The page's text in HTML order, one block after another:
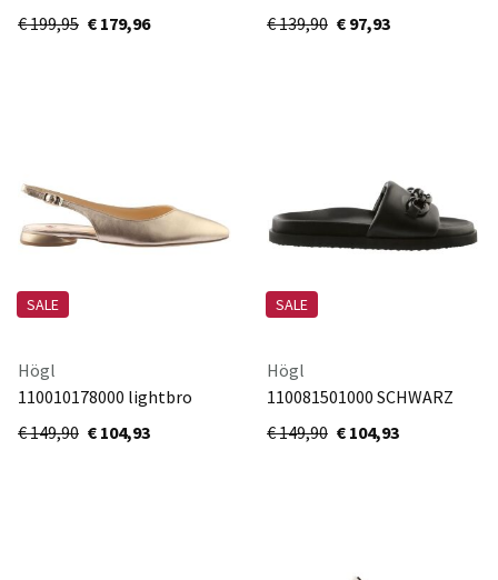
€ 199,95 € 179,96
€ 139,90 € 97,93
SALE
Högl
110010178000 lightbro
€ 149,90 € 104,93
SALE
Högl
110081501000 SCHWARZ
€ 149,90 € 104,93